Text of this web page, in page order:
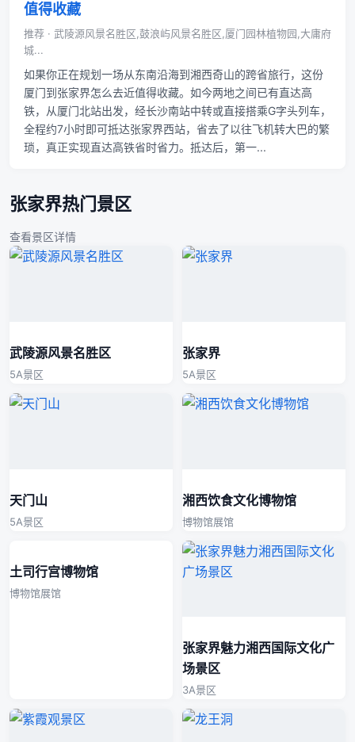
值得收藏
推荐 · 武陵源风景名胜区,鼓浪屿风景名胜区,厦门园林植物园,大庸府
城...
如果你正在规划一场从东南沿海到湘西奇山的跨省旅行，这份
厦门到张家界怎么去近值得收藏。如今两地之间已有直达高
铁，从厦门北站出发，经长沙南站中转或直接搭乘G字头列车，
全程约7小时即可抵达张家界西站，省去了以往飞机转大巴的繁
琐，真正实现直达高铁省时省力。抵达后，第一...
张家界热门景区
查看景区详情
武陵源风景名胜区
5A景区
张家界
5A景区
天门山
5A景区
湘西饮食文化博物馆
博物馆展馆
土司行宫博物馆
博物馆展馆
张家界魅力湘西国际文化广
场景区
3A景区